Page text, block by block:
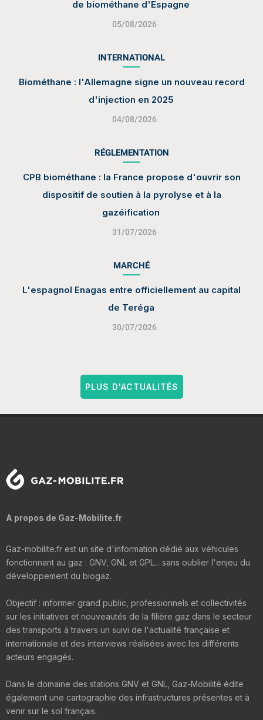
de biométhane d'Espagne
05/08/2026
INTERNATIONAL
Biométhane : l'Allemagne signe un nouveau record
d'injection en 2025
04/08/2026
RÉGLEMENTATION
CPB biométhane : la France propose d'ouvrir son
dispositif de soutien à la pyrolyse et à la
gazéification
31/07/2026
MARCHÉ
L'espagnol Enagas entre officiellement au capital
de Teréga
30/07/2026
PLUS D'ACTUALITÉS
A propos de Gaz-Mobilite.fr
Gaz-mobilite.fr est un site d'information dédié aux véhicules
fonctionnant au gaz : GNV, GNL et GPL... sans oublier l'enjeu du
développement du biogaz.
Objectif : informer grand public, professionnels et collectivités
sur les initiatives et nouveautés de la filière gaz dans le secteur
des transports à travers un suivi de l'actualité française et
internationale et des interviews réalisées avec les différents
acteurs engagés.
Dans le domaine des stations GNV et GNL, Gaz-Mobilité édite
également une cartographie des infrastructures présentes et à
venir sur le sol français.